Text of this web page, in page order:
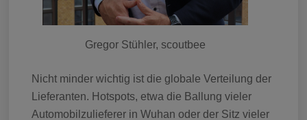
Gregor Stühler, scoutbee
Nicht minder wichtig ist die globale Verteilung der
Lieferanten. Hotspots, etwa die Ballung vieler
Automobilzulieferer in Wuhan oder der Sitz vieler